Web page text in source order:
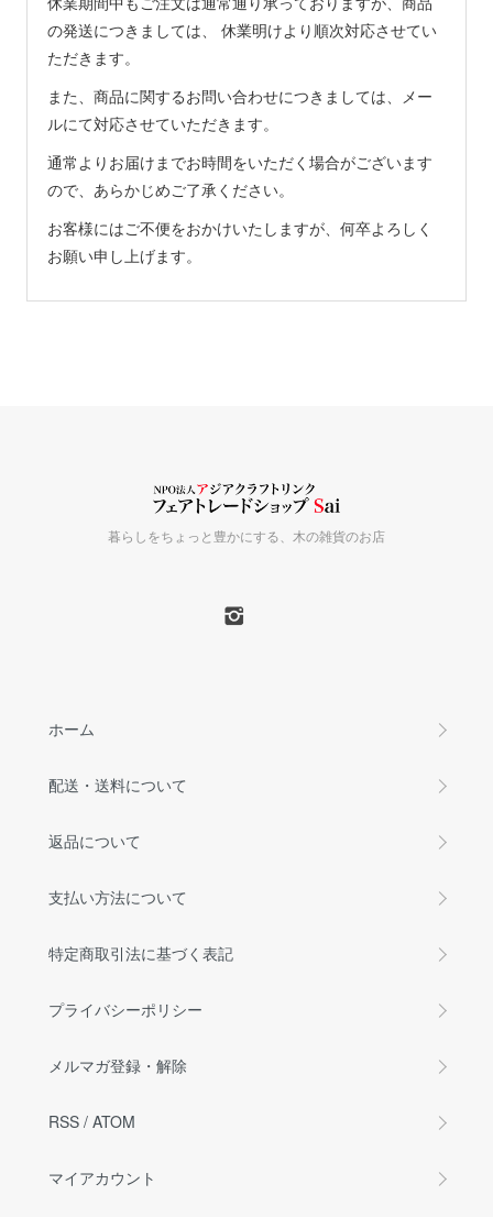
の発送につきましては、 休業明けより順次対応させてい
ただきます。
また、商品に関するお問い合わせにつきましては、メー
ルにて対応させていただきます。
通常よりお届けまでお時間をいただく場合がございます
ので、あらかじめご了承ください。
お客様にはご不便をおかけいたしますが、何卒よろしく
お願い申し上げます。
暮らしをちょっと豊かにする、木の雑貨のお店
ホーム
配送・送料について
返品について
支払い方法について
特定商取引法に基づく表記
プライバシーポリシー
メルマガ登録・解除
RSS / ATOM
マイアカウント